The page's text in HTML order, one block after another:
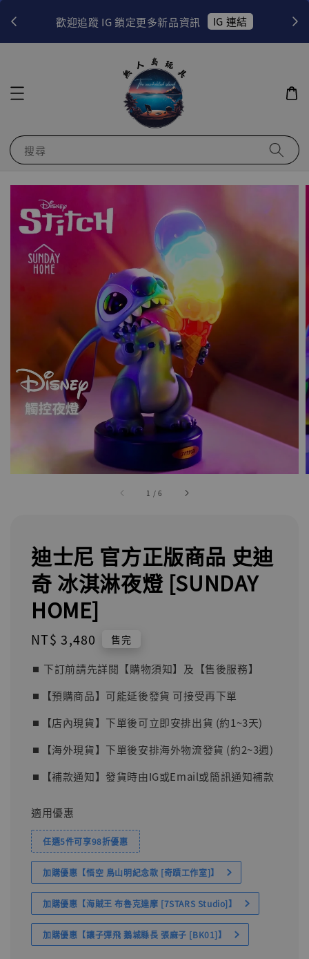
歡迎追蹤 IG 鎖定更多新品資訊 IG 連結
搜尋
1 /6
迪士尼 官方正版商品 史迪
奇 冰淇淋夜燈 [SUNDAY
HOME]
Regular
NT$ 3,480 售完
⏹︎ 下訂前請先詳閱【購物須知】及【售後服務】
⏹︎【預購商品】可能延後發貨 可接受再下單
⏹︎【店內現貨】下單後可立即安排出貨 (約1~3天)
⏹︎【海外現貨】下單後安排海外物流發貨 (約2~3週)
⏹︎【補款通知】發貨時由IG或Email或簡訊通知補款
適用優惠
任選5件可享98折優惠
加購優惠【悟空 鳥山明紀念款 [奇蹟工作室]】
加購優惠【海賊王 布魯克達摩 [7STARS Studio]】
加購優惠【讓子彈飛 鵝城縣長 張麻子 [BK01]】